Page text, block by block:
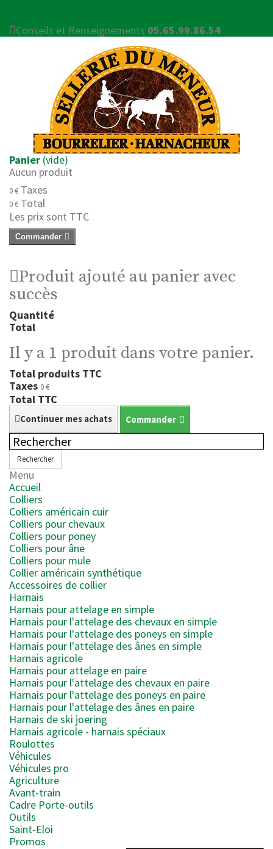
Conseils et Renseignements 05.65.99.86.54
Panier (vide)
Aucun produit
0 € Taxes
0 € Total
Les prix sont TTC
Commander
Produit ajouté au panier avec
succès
Quantité
Total
Il y a 1 produit dans votre panier.
Total produits TTC
Taxes 0 €
Total TTC
Continuer mes achats Commander
Rechercher
Menu
Accueil
Colliers
Colliers américain cuir
Colliers pour chevaux
Colliers pour poney
Colliers pour âne
Colliers pour mule
Collier américain synthétique
Accessoires de collier
Harnais
Harnais pour attelage en simple
Harnais pour l'attelage des chevaux en simple
Harnais pour l'attelage des poneys en simple
Harnais pour l'attelage des ânes en simple
Harnais agricole
Harnais pour attelage en paire
Harnais pour l'attelage des chevaux en paire
Harnais pour l'attelage des poneys en paire
Harnais pour l'attelage des ânes en paire
Harnais de ski joering
Harnais agricole - harnais spéciaux
Roulottes
Véhicules
Véhicules pro
Agriculture
Avant-train
Cadre Porte-outils
Outils
Saint-Eloi
Promos